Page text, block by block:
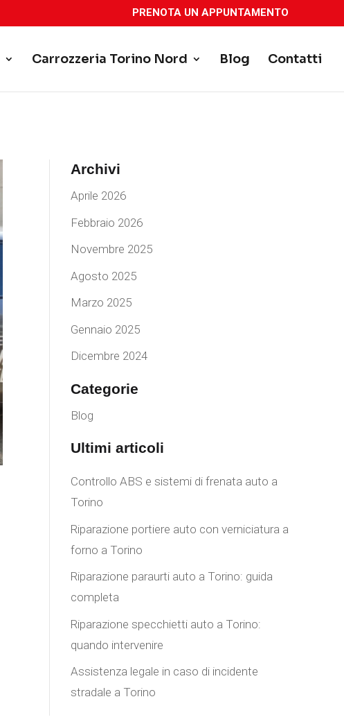
PRENOTA UN APPUNTAMENTO
Carrozzeria Torino Nord Blog Contatti
Archivi
Aprile 2026
Febbraio 2026
Novembre 2025
Agosto 2025
Marzo 2025
Gennaio 2025
Dicembre 2024
Categorie
Blog
Ultimi articoli
Controllo ABS e sistemi di frenata auto a
Torino
Riparazione portiere auto con verniciatura a
forno a Torino
Riparazione paraurti auto a Torino: guida
completa
Riparazione specchietti auto a Torino:
quando intervenire
Assistenza legale in caso di incidente
stradale a Torino